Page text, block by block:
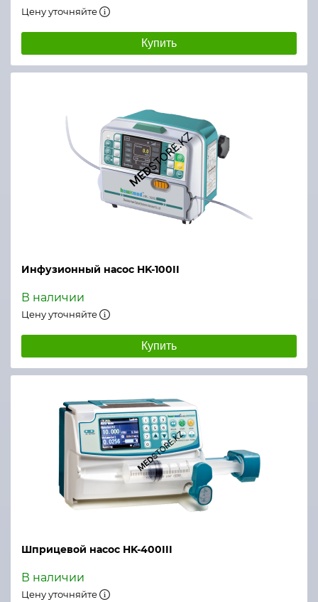
Цену уточняйте
Купить
Инфузионный насос HK-100II
В наличии
Цену уточняйте
Купить
Шприцевой насос HK-400III
В наличии
Цену уточняйте